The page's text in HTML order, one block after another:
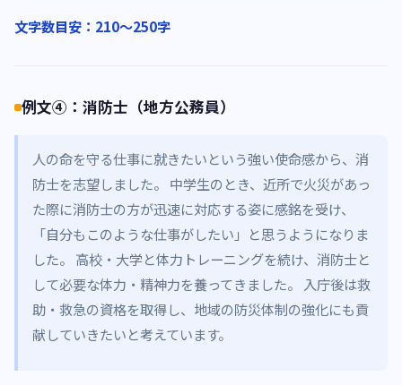
文字数目安：210〜250字
例文④：消防士（地方公務員）
人の命を守る仕事に就きたいという強い使命感から、消
防士を志望しました。 中学生のとき、近所で火災があっ
た際に消防士の方が迅速に対応する姿に感銘を受け、
「自分もこのような仕事がしたい」と思うようになりま
した。 高校・大学と体力トレーニングを続け、消防士と
して必要な体力・精神力を養ってきました。 入庁後は救
助・救急の資格を取得し、地域の防災体制の強化にも貢
献していきたいと考えています。